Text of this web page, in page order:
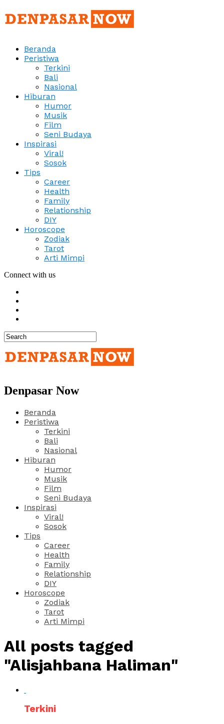
Beranda
Peristiwa
Terkini
Bali
Nasional
Hiburan
Humor
Musik
Film
Seni Budaya
Inspirasi
Viral!
Sosok
Tips
Career
Health
Family
Relationship
DIY
Horoscope
Zodiak
Tarot
Arti Mimpi
Connect with us
Denpasar Now
Beranda
Peristiwa
Terkini
Bali
Nasional
Hiburan
Humor
Musik
Film
Seni Budaya
Inspirasi
Viral!
Sosok
Tips
Career
Health
Family
Relationship
DIY
Horoscope
Zodiak
Tarot
Arti Mimpi
All posts tagged
"Alisjahbana Haliman"
Terkini